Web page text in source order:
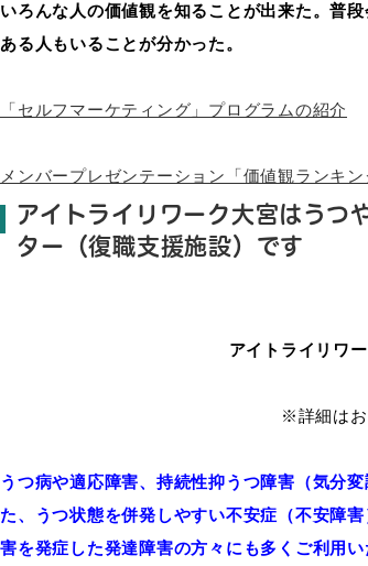
いろんな人の価値観を知ることが出来た。普
ある人もいることが分かった。
「セルフマーケティング」プログラムの紹介
メンバープレゼンテーション「価値観ランキン
アイトライリワーク大宮はうつ
ター（復職支援施設）です
アイトライリワ
※詳細は
うつ病や適応障害、持続性抑うつ障害（気分
た、うつ状態を併発しやすい不安症（不安障
害を発症した発達障害の方々にも多くご利用い